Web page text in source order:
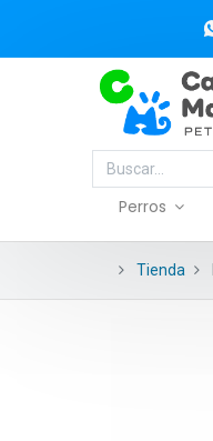
Perros
Tienda